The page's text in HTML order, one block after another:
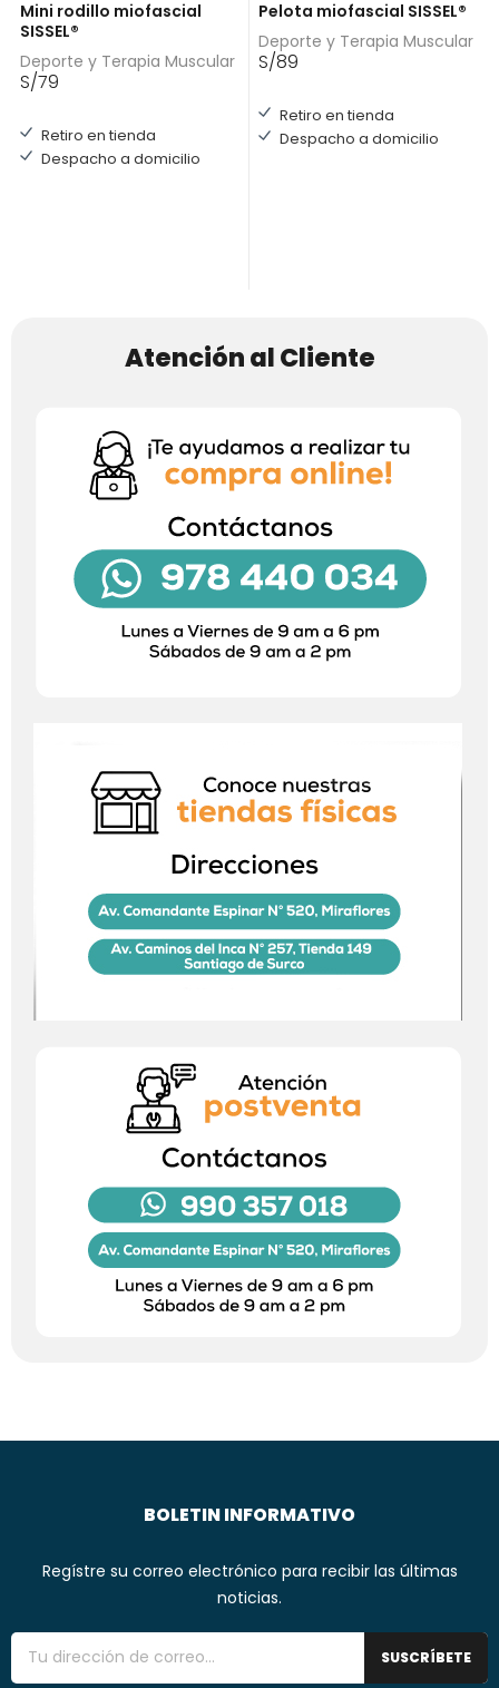
Mini rodillo miofascial
SISSEL®
Deporte y Terapia Muscular
S/79
Retiro en tienda
Despacho a domicilio
Pelota miofascial SISSEL®
Deporte y Terapia Muscular
S/89
Retiro en tienda
Despacho a domicilio
Atención al Cliente
BOLETIN INFORMATIVO
Regístre su correo electrónico para recibir las últimas
noticias.
SUSCRÍBETE